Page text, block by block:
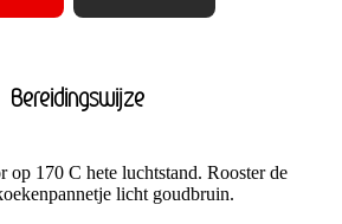
Bereidingswijze
op 170 C hete luchtstand. Rooster de
licht goudbruin.